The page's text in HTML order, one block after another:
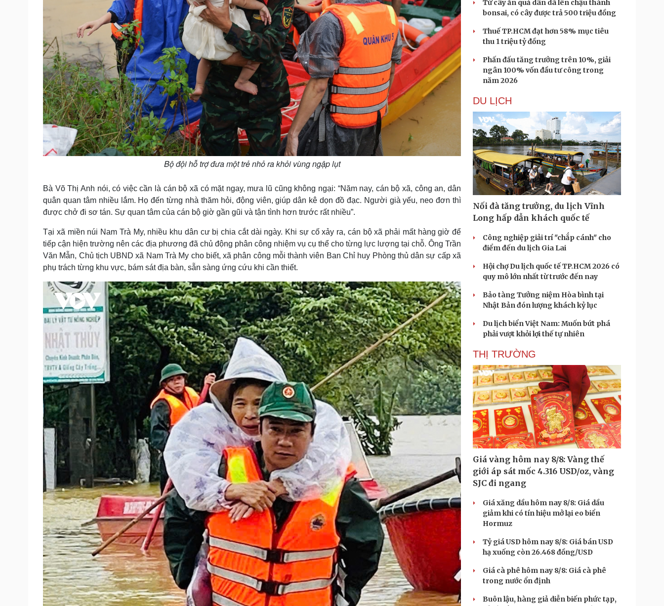
Bộ đội hỗ trợ đưa một trẻ nhỏ ra khỏi vùng ngập lụt
Bà Võ Thị Anh nói, có việc cần là cán bộ xã có mặt ngay, mưa lũ cũng không ngại: “Năm nay, cán bộ xã, công an, dân
quân quan tâm nhiều lắm. Họ đến từng nhà thăm hỏi, động viên, giúp dân kê dọn đồ đạc. Người già yếu, neo đơn thì
được chở đi sơ tán. Sự quan tâm của cán bộ giờ gần gũi và tận tình hơn trước rất nhiều”.
Tại xã miền núi Nam Trà My, nhiều khu dân cư bị chia cắt dài ngày. Khi sự cố xảy ra, cán bộ xã phải mất hàng giờ để
tiếp cận hiện trường nên các địa phương đã chủ động phân công nhiệm vụ cụ thể cho từng lực lượng tại chỗ. Ông Trần
Văn Mẫn, Chủ tịch UBND xã Nam Trà My cho biết, xã phân công mỗi thành viên Ban Chỉ huy Phòng thủ dân sự cấp xã
phụ trách từng khu vực, bám sát địa bàn, sẵn sàng ứng cứu khi cần thiết.
Từ cây ăn quả dân dã lên chậu thành
bonsai, có cây được trả 500 triệu đồng
Thuế TP.HCM đạt hơn 58% mục tiêu
thu 1 triệu tỷ đồng
Phấn đấu tăng trưởng trên 10%, giải
ngân 100% vốn đầu tư công trong
năm 2026
DU LỊCH
Nối đà tăng trưởng, du lịch Vĩnh
Long hấp dẫn khách quốc tế
Công nghiệp giải trí "chắp cánh" cho
điểm đến du lịch Gia Lai
Hội chợ Du lịch quốc tế TP.HCM 2026 có
quy mô lớn nhất từ trước đến nay
Bảo tàng Tưởng niệm Hòa bình tại
Nhật Bản đón lượng khách kỷ lục
Du lịch biển Việt Nam: Muốn bứt phá
phải vượt khỏi lợi thế tự nhiên
THỊ TRƯỜNG
Giá vàng hôm nay 8/8: Vàng thế
giới áp sát mốc 4.316 USD/oz, vàng
SJC đi ngang
Giá xăng dầu hôm nay 8/8: Giá dầu
giảm khi có tín hiệu mở lại eo biển
Hormuz
Tỷ giá USD hôm nay 8/8: Giá bán USD
hạ xuống còn 26.468 đồng/USD
Giá cà phê hôm nay 8/8: Giá cà phê
trong nước ổn định
Buôn lậu, hàng giả diễn biến phức tạp,